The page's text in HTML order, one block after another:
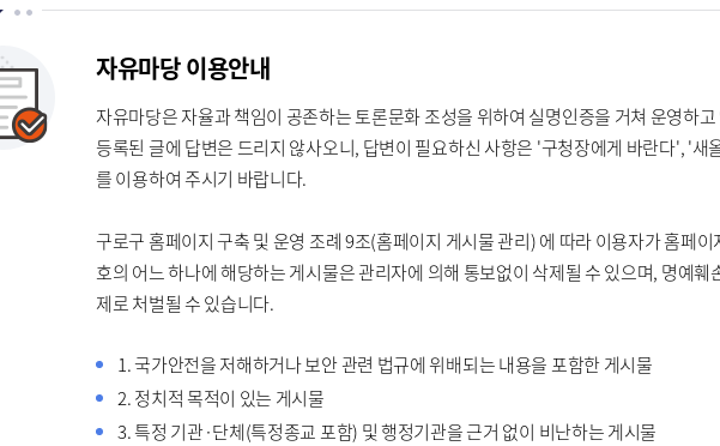
자유마당 이용안내
자유마당은 자율과 책임이 공존하는 토론문화 조성을 위하여 실명인증을 거쳐 운영하
등록된 글에 답변은 드리지 않사오니, 답변이 필요하신 사항은 '구청장에게 바란다', '새
를 이용하여 주시기 바랍니다.
구로구 홈페이지 구축 및 운영 조례 9조(홈페이지 게시물 관리) 에 따라 이용자가 홈페
호의 어느 하나에 해당하는 게시물은 관리자에 의해 통보없이 삭제될 수 있으며, 명예훼
제로 처벌될 수 있습니다.
1. 국가안전을 저해하거나 보안 관련 법규에 위배되는 내용을 포함한 게시물
2. 정치적 목적이 있는 게시물
3. 특정 기관·단체(특정종교 포함) 및 행정기관을 근거 없이 비난하는 게시물